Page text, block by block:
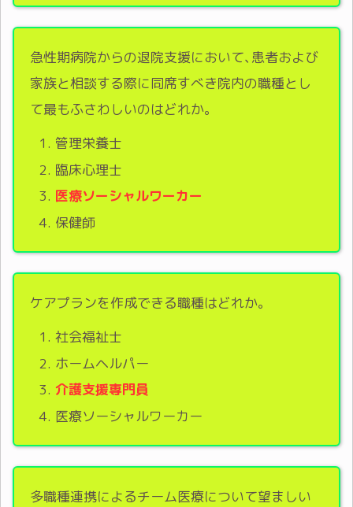
急性期病院からの退院支援において､患者および
家族と相談する際に同席すべき院内の職種とし
て最もふさわしいのはどれか。
管理栄養士
臨床心理士
医療ソーシャルワーカー
保健師
ケアプランを作成できる職種はどれか。
社会福祉士
ホームヘルパー
介護支援専門員
医療ソーシャルワーカー
多職種連携によるチーム医療について望ましい